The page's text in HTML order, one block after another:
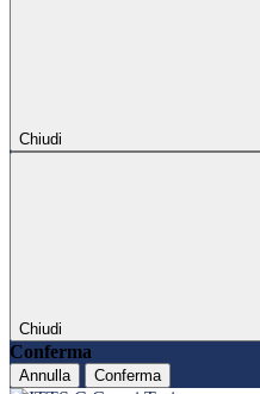
Chiudi
Chiudi
Conferma
Annulla Conferma